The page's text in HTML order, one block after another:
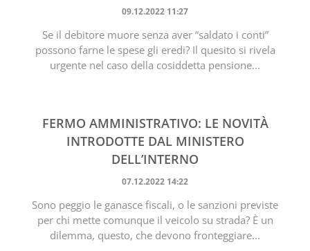
09.12.2022 11:27
Se il debitore muore senza aver “saldato i conti”
possono farne le spese gli eredi? Il quesito si rivela
urgente nel caso della cosiddetta pensione...
FERMO AMMINISTRATIVO: LE NOVITÀ
INTRODOTTE DAL MINISTERO
DELL’INTERNO
07.12.2022 14:22
Sono peggio le ganasce fiscali, o le sanzioni previste
per chi mette comunque il veicolo su strada? È un
dilemma, questo, che devono fronteggiare...